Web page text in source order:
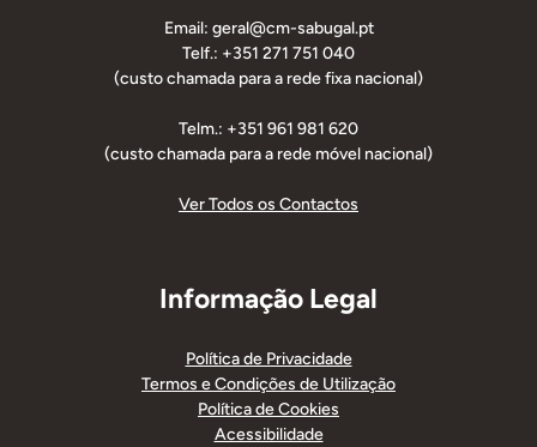
Email: geral@cm-sabugal.pt
Telf.: +351 271 751 040
(custo chamada para a rede fixa nacional)
Telm.: +351 961 981 620
(custo chamada para a rede móvel nacional)
Ver Todos os Contactos
Informação Legal
Política de Privacidade
Termos e Condições de Utilização
Política de Cookies
Acessibilidade